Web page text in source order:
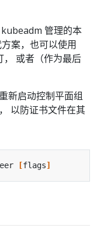
管理的本
案，也可以使用
或者（作为最后
新启动控制平面组
以防证书文件在其
[flags]